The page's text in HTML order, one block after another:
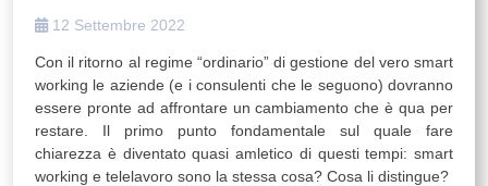
12 Settembre 2022
Con il ritorno al regime “ordinario” di gestione del vero smart
working le aziende (e i consulenti che le seguono) dovranno
essere pronte ad affrontare un cambiamento che è qua per
restare. Il primo punto fondamentale sul quale fare
chiarezza è diventato quasi amletico di questi tempi: smart
working e telelavoro sono la stessa cosa? Cosa li distingue?